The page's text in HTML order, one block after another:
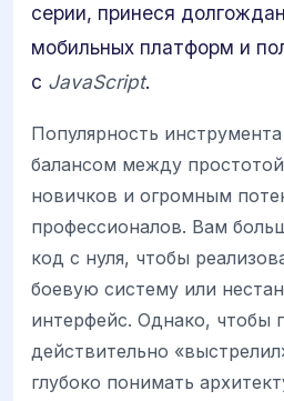
серии, принеся
мобильных платформ и
с JavaScript.
Популярность инструмента
балансом между
новичков и огромным
профессионалов. Вам
код с нуля, чтобы
боевую систему или
интерфейс. Однако, чтобы
действительно
глубоко понимать